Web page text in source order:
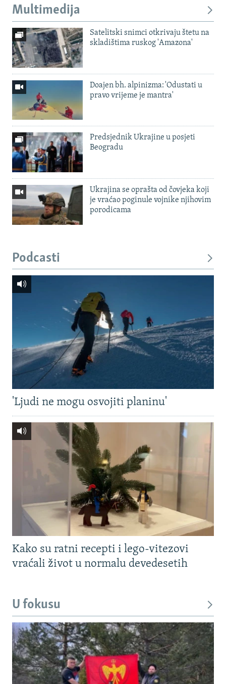
Multimedija
Satelitski snimci otkrivaju štetu na
skladištima ruskog 'Amazona'
Doajen bh. alpinizma: 'Odustati u
pravo vrijeme je mantra'
Predsjednik Ukrajine u posjeti
Beogradu
Ukrajina se oprašta od čovjeka koji
je vraćao poginule vojnike njihovim
porodicama
Podcasti
'Ljudi ne mogu osvojiti planinu'
Kako su ratni recepti i lego-vitezovi
vraćali život u normalu devedesetih
U fokusu